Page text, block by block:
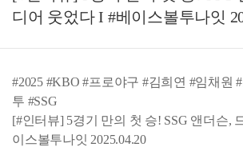
디어 웃었다 I #베이스볼투나잇
#2025 #KBO #프로야구 #김희연 #임채원
투 #SSG
[#인터뷰] 5경기 만의 첫 승! SSG 앤더슨,
이스볼투나잇 2025.04.20